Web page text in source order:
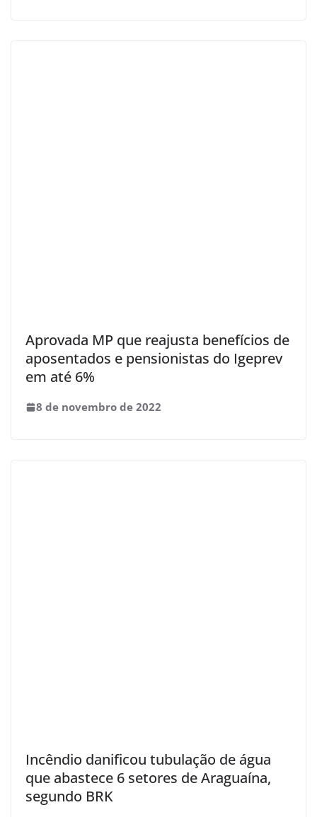
Aprovada MP que reajusta benefícios de
aposentados e pensionistas do Igeprev
em até 6%
8 de novembro de 2022
Incêndio danificou tubulação de água
que abastece 6 setores de Araguaína,
segundo BRK